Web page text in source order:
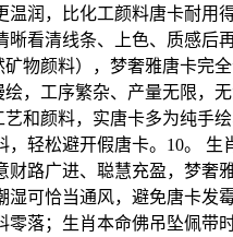
润，比化工颜料唐卡耐用
看清线条、上色、质感后
物颜料），梦奢雅唐卡完
，工序繁杂、产量无限，
和颜料，实唐卡多为纯手
轻松避开假唐卡。10。 生
路广进、聪慧充盈，梦奢
可恰当通风，避免唐卡发
落；生肖本命佛吊坠佩带